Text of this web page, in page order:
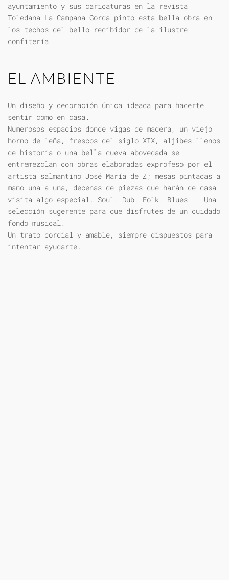
ayuntamiento y sus caricaturas en la revista
Toledana La Campana Gorda pinto esta bella obra en
los techos del bello recibidor de la ilustre
confitería.
EL AMBIENTE
Un diseño y decoración única ideada para hacerte
sentir como en casa.
Numerosos espacios donde vigas de madera, un viejo
horno de leña, frescos del siglo XIX, aljibes llenos
de historia o una bella cueva abovedada se
entremezclan con obras elaboradas exprofeso por el
artista salmantino José María de Z; mesas pintadas a
mano una a una, decenas de piezas que harán de casa
visita algo especial. Soul, Dub, Folk, Blues... Una
selección sugerente para que disfrutes de un cuidado
fondo musical.
Un trato cordial y amable, siempre dispuestos para
intentar ayudarte.